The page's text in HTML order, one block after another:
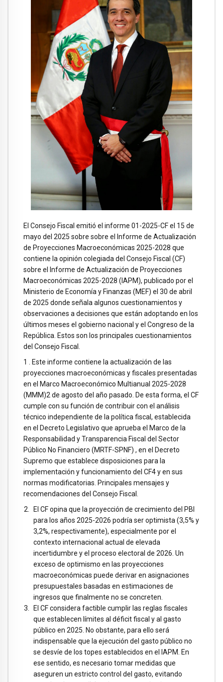
El Consejo Fiscal emitió el informe 01-2025-CF el 15 de
mayo del 2025 sobre sobre el Informe de Actualización
de Proyecciones Macroeconómicas 2025-2028 que
contiene la opinión colegiada del Consejo Fiscal (CF)
sobre el Informe de Actualización de Proyecciones
Macroeconómicas 2025-2028 (IAPM), publicado por el
Ministerio de Economía y Finanzas (MEF) el 30 de abril
de 2025 donde señala algunos cuestionamientos y
observaciones a decisiones que están adoptando en los
últimos meses el gobierno nacional y el Congreso de la
República. Estos son los principales cuestionamientos
del Consejo Fiscal.
1 . Este informe contiene la actualización de las
proyecciones macroeconómicas y fiscales presentadas
en el Marco Macroeconómico Multianual 2025-2028
(MMM)2 de agosto del año pasado. De esta forma, el CF
cumple con su función de contribuir con el análisis
técnico independiente de la política fiscal, establecida
en el Decreto Legislativo que aprueba el Marco de la
Responsabilidad y Transparencia Fiscal del Sector
Público No Financiero (MRTF-SPNF) , en el Decreto
Supremo que establece disposiciones para la
implementación y funcionamiento del CF4 y en sus
normas modificatorias. Principales mensajes y
recomendaciones del Consejo Fiscal.
El CF opina que la proyección de crecimiento del PBI
para los años 2025-2026 podría ser optimista (3,5% y
3,2%, respectivamente), especialmente por el
contexto internacional actual de elevada
incertidumbre y el proceso electoral de 2026. Un
exceso de optimismo en las proyecciones
macroeconómicas puede derivar en asignaciones
presupuestales basadas en estimaciones de
ingresos que finalmente no se concreten.
El CF considera factible cumplir las reglas fiscales
que establecen límites al déficit fiscal y al gasto
público en 2025. No obstante, para ello será
indispensable que la ejecución del gasto público no
se desvíe de los topes establecidos en el IAPM. En
ese sentido, es necesario tomar medidas que
aseguren un estricto control del gasto, evitando